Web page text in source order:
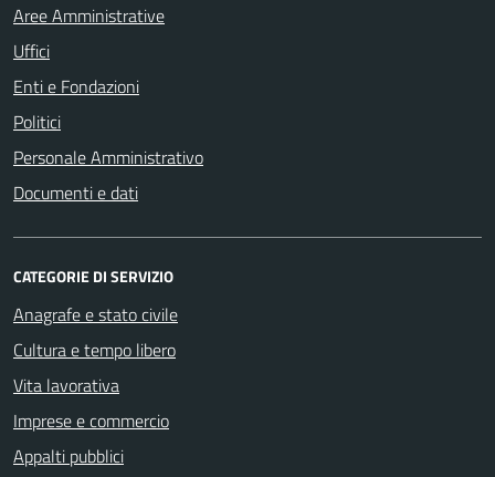
Aree Amministrative
Uffici
Enti e Fondazioni
Politici
Personale Amministrativo
Documenti e dati
CATEGORIE DI SERVIZIO
Anagrafe e stato civile
Cultura e tempo libero
Vita lavorativa
Imprese e commercio
Appalti pubblici